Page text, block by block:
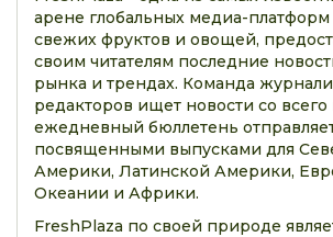
арене глобальных медиа-
свежих фруктов и овощей,
своим читателям последние
рынка и трендах. Команда
редакторов ищет новости со
ежедневный бюллетень
посвященными выпусками для
Америки, Латинской Америки,
Океании и Африки.
FreshPlaza по своей природе